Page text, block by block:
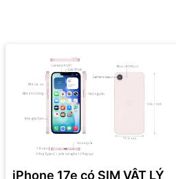
iPhone 17e có SIM VẬT LÝ